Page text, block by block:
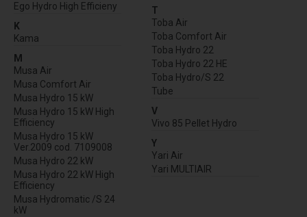
Ego Hydro High Efficieny
K
Kama
M
Musa Air
Musa Comfort Air
Musa Hydro 15 kW
Musa Hydro 15 kW High
Efficiency
Musa Hydro 15 kW
Ver.2009 cod. 7109008
Musa Hydro 22 kW
Musa Hydro 22 kW High
Efficiency
Musa Hydromatic /S 24
kW
T
Toba Air
Toba Comfort Air
Toba Hydro 22
Toba Hydro 22 HE
Toba Hydro/S 22
Tube
V
Vivo 85 Pellet Hydro
Y
Yari Air
Yari MULTIAIR